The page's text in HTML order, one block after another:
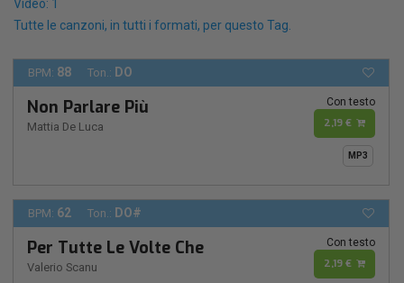
Video: 1
Tutte le canzoni, in tutti i formati, per questo Tag.
BPM: 88 Ton.: DO
Non Parlare Più
Mattia De Luca
Con testo
2,19 €
MP3
BPM: 62 Ton.: DO#
Per Tutte Le Volte Che
Valerio Scanu
Con testo
2,19 €